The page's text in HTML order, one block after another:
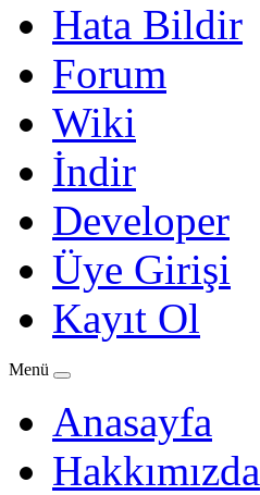
Hata Bildir
Forum
Wiki
İndir
Developer
Üye Girişi
Kayıt Ol
Menü
Anasayfa
Hakkımızda